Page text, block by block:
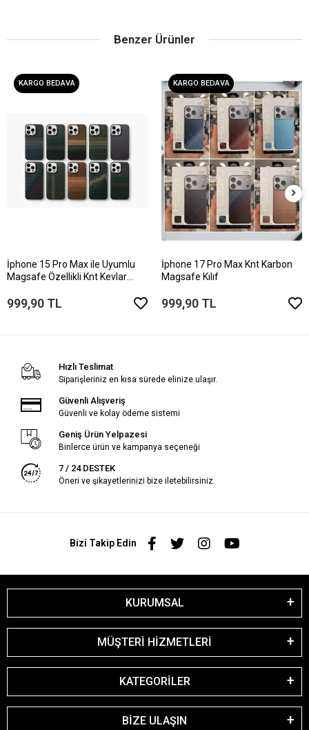
Benzer Ürünler
KARGO BEDAVA
İphone 15 Pro Max ile Uyumlu
Magsafe Özellikli Knt Kevlar
999,90 TL
KARGO BEDAVA
İphone 17 Pro Max Knt Karbon
Magsafe Kılıf
999,90 TL
Hızlı Teslimat
Siparişleriniz en kısa sürede elinize ulaşır.
Güvenli Alışveriş
Güvenli ve kolay ödeme sistemi
Geniş Ürün Yelpazesi
Binlerce ürün ve kampanya seçeneği
7 / 24 DESTEK
Öneri ve şikayetlerinizi bize iletebilirsiniz.
Bizi Takip Edin
KURUMSAL
MÜŞTERİ HİZMETLERİ
KATEGORİLER
BİZE ULAŞIN